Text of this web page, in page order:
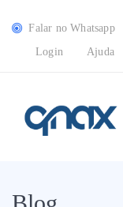
Falar no Whatsapp
Ajuda
Login